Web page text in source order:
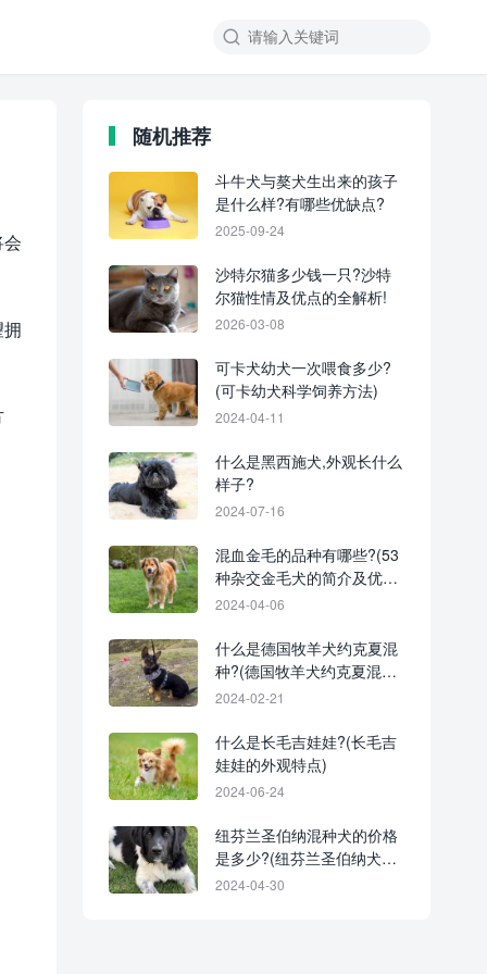
随机推荐
斗牛犬与獒犬生出来的孩子
是什么样?有哪些优缺点?
2025-09-24
沙特尔猫多少钱一只?沙特
尔猫性情及优点的全解析!
2026-03-08
可卡犬幼犬一次喂食多少?
(可卡幼犬科学饲养方法)
2024-04-11
什么是黑西施犬,外观长什么
样子?
2024-07-16
混血金毛的品种有哪些?(53
种杂交金毛犬的简介及优缺
点)
2024-04-06
什么是德国牧羊犬约克夏混
种?(德国牧羊犬约克夏混种
的起源和历史)
2024-02-21
什么是长毛吉娃娃?(长毛吉
娃娃的外观特点)
2024-06-24
纽芬兰圣伯纳混种犬的价格
是多少?(纽芬兰圣伯纳犬混
血的优缺点)
2024-04-30